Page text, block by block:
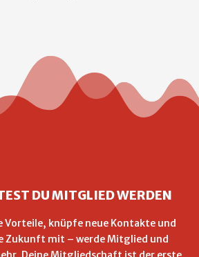
DU MITGLIED WERDEN
Vorteile, knüpfe neue Kontakte und
Zukunft mit – werde Mitglied und